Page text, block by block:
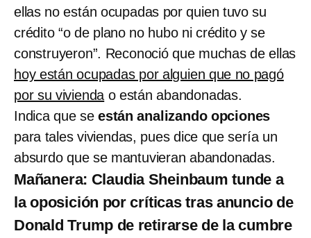
ellas no están ocupadas por quien tuvo su
crédito “o de plano no hubo ni crédito y se
construyeron”. Reconoció que muchas de ellas
hoy están ocupadas por alguien que no pagó
por su viviendao están abandonadas.
Indica que se están analizando opciones
para tales viviendas, pues dice que sería un
absurdo que se mantuvieran abandonadas.
Mañanera: Claudia Sheinbaum tunde a
la oposición por críticas tras anuncio de
Donald Trump de retirarse de la cumbre